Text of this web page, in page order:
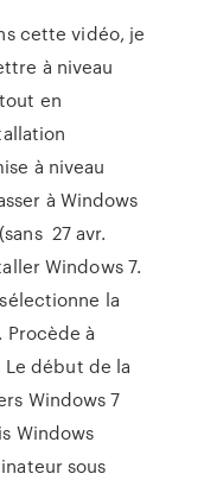
cette vidéo, je
à niveau
en
à niveau
à Windows
27 avr.
Windows 7.
la
à
début de la
Windows 7
Windows
sous